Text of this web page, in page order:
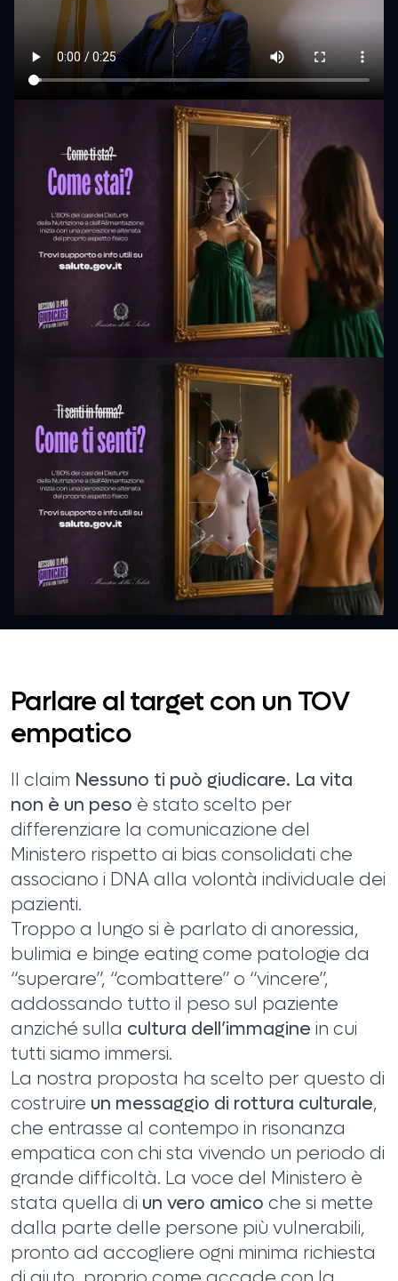
Parlare al target con un TOV
empatico
Il claim Nessuno ti può giudicare. La vita
non è un peso è stato scelto per
differenziare la comunicazione del
Ministero rispetto ai bias consolidati che
associano i DNA alla volontà individuale dei
pazienti.
Troppo a lungo si è parlato di anoressia,
bulimia e binge eating come patologie da
“superare”, “combattere” o “vincere”,
addossando tutto il peso sul paziente
anziché sulla cultura dell’immagine in cui
tutti siamo immersi.
La nostra proposta ha scelto per questo di
costruire un messaggio di rottura culturale,
che entrasse al contempo in risonanza
empatica con chi sta vivendo un periodo di
grande difficoltà. La voce del Ministero è
stata quella di un vero amico che si mette
dalla parte delle persone più vulnerabili,
pronto ad accogliere ogni minima richiesta